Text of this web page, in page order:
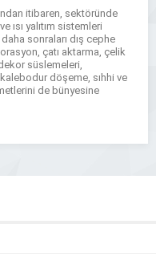
itibaren, sektöründe
ısı yalıtım sistemleri
sonraları dış cephe
çatı aktarma, çelik
süslemeleri,
döşeme, sıhhi ve
de bünyesine
Müşteri